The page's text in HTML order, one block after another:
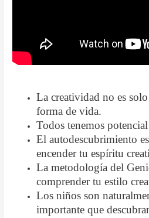
La creatividad no es solo
forma de vida.
Todos tenemos
El autodescubrimiento
encender tu espíritu
La metodología del
comprender tu estilo
Los niños son
importante que